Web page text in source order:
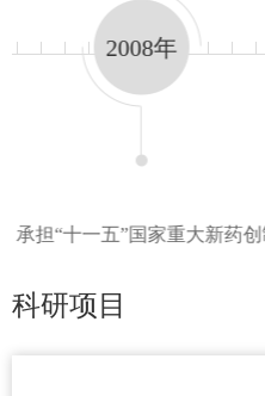
2008年
承担“十一五”国家重大新药
科研项目